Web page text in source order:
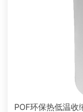
POF环保热低温